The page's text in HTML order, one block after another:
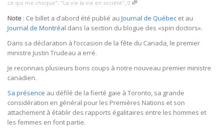
ce qui me choque", "La vie la vie en société", 0
Note : Ce billet a d’abord été publié au Journal de Québec et au
Journal de Montréal dans la section du blogue des «spin doctors».
Dans sa déclaration à l’occasion de la fête du Canada, le premier
ministre Justin Trudeau a erré.
Je reconnais plusieurs bons coups à notre nouveau premier ministre
canadien.
Sa présence au défilé de la fierté gaie à Toronto, sa grande
considération en général pour les Premières Nations et son
attachement à établir des rapports égalitaires entre les hommes et
les femmes en font partie.